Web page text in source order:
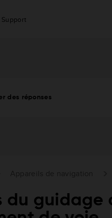
Support
des réponses
du guidage